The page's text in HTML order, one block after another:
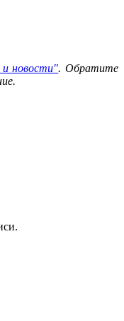
и новости". Обратите